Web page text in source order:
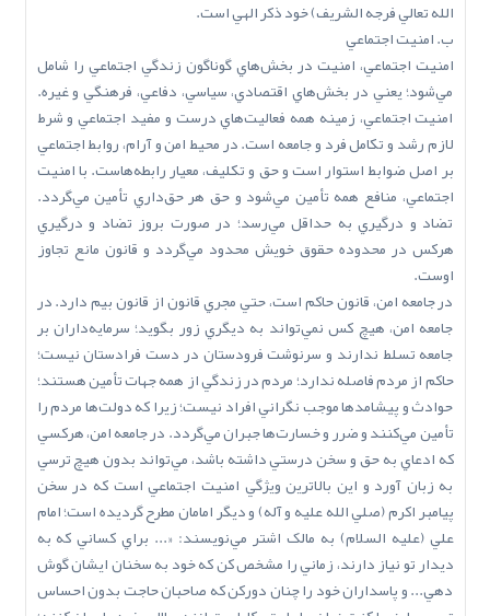
‌الله‌ تعالي‌ فرجه ‌الشريف) خود ذکر الهي است.
ب. امنيت اجتماعي
امنيت اجتماعي، امنيت در بخش‌هاي گوناگون زندگي اجتماعي را شامل
مي‌شود؛ يعني در بخش‌هاي اقتصادي، سياسي، دفاعي، فرهنگي و غيره.
امنيت اجتماعي، زمينه همه فعاليت‌هاي درست و مفيد اجتماعي و شرط
لازم رشد و تکامل فرد و جامعه است. در محيط امن و آرام، روابط اجتماعي
بر اصل ضوابط استوار است و حق و تکليف، معيار رابطه‌هاست. با امنيت
اجتماعي، منافع همه تأمين مي‌شود و حق هر حق‌داري تأمين مي‌گردد.
تضاد و درگيري به حداقل مي‌رسد؛ در صورت بروز تضاد و درگيري
هرکس در محدوده حقوق خويش محدود مي‌گردد و قانون مانع تجاوز
اوست.
در جامعه امن، قانون حاکم است، حتي مجري قانون از قانون بيم دارد. در
جامعه امن، هيچ کس نمي‌تواند به ديگري زور بگويد؛ سرمايه‌داران بر
جامعه تسلط ندارند و سرنوشت فرودستان در دست فرادستان نيست؛
حاکم از مردم فاصله ندارد؛ مردم در زندگي از همه جهات تأمين هستند؛
حوادث و پيشامدها موجب نگراني افراد نيست؛ زيرا که دولت‌ها مردم را
تأمين مي‌کنند و ضرر و خسارت‌ها جبران مي‌گردد. در جامعه امن، هرکسي
که ادعاي به حق و سخن درستي داشته باشد، مي‌تواند بدون هيچ ترسي
به زبان آورد و اين بالاترين ويژگي امنيت اجتماعي است که در سخن
پيامبر اکرم (صلي ‌الله‌ عليه‌ و آله) و ديگر امامان مطرح گرديده است؛ امام
علي (عليه السلام) به مالک اشتر مي‌نويسند: «... براي کساني که به
ديدار تو نياز دارند، زماني را مشخص کن که خود به سخنان ايشان گوش
دهي... و پاسداران خود را چنان دورکن که صاحبان حاجت بدون احساس